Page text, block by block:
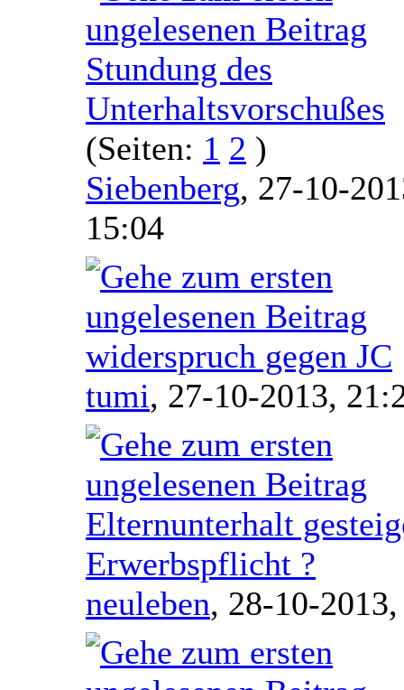
Stundung des
Unterhaltsvorschußes
(Seiten: 1 2 )
Siebenberg, 27-10-
15:04
widerspruch gegen JC
tumi, 27-10-2013,
Elternunterhalt
Erwerbspflicht ?
neuleben, 28-10-